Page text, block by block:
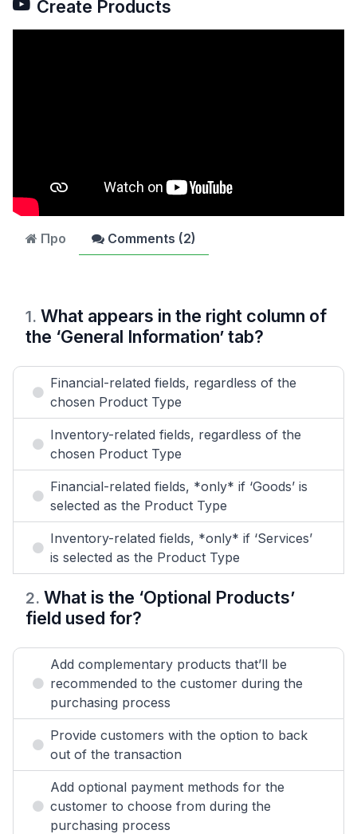
Create Products
Про Comments (2)
1. What appears in the right column of
the ‘General Information’ tab?
Financial-related fields, regardless of the
chosen Product Type
Inventory-related fields, regardless of the
chosen Product Type
Financial-related fields, *only* if ‘Goods’ is
selected as the Product Type
Inventory-related fields, *only* if ‘Services’
is selected as the Product Type
2. What is the ‘Optional Products’
field used for?
Add complementary products that’ll be
recommended to the customer during the
purchasing process
Provide customers with the option to back
out of the transaction
Add optional payment methods for the
customer to choose from during the
purchasing process